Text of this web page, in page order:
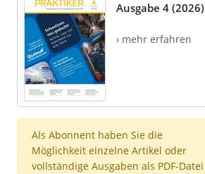
Ausgabe 4 (2026)
› mehr erfahren
Als Abonnent haben Sie die
Möglichkeit einzelne Artikel oder
vollständige Ausgaben als PDF-Datei